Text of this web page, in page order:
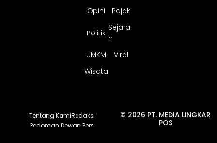
Opini
Pajak
Politik
Sejara
h
UMKM
Viral
Wisata
Tentang KamiRedaksi
Pedoman Dewan Pers
© 2026 PT. MEDIA LINGKAR
POS